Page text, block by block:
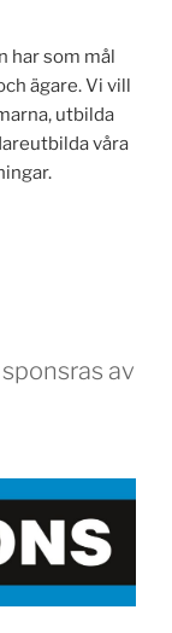
har som mål
ägare. Vi vill
utbilda
våra
av